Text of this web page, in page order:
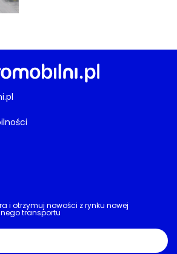
i otrzymuj nowości z rynku nowej
transportu